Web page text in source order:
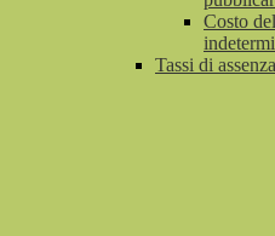
Costo
Tassi di assenza